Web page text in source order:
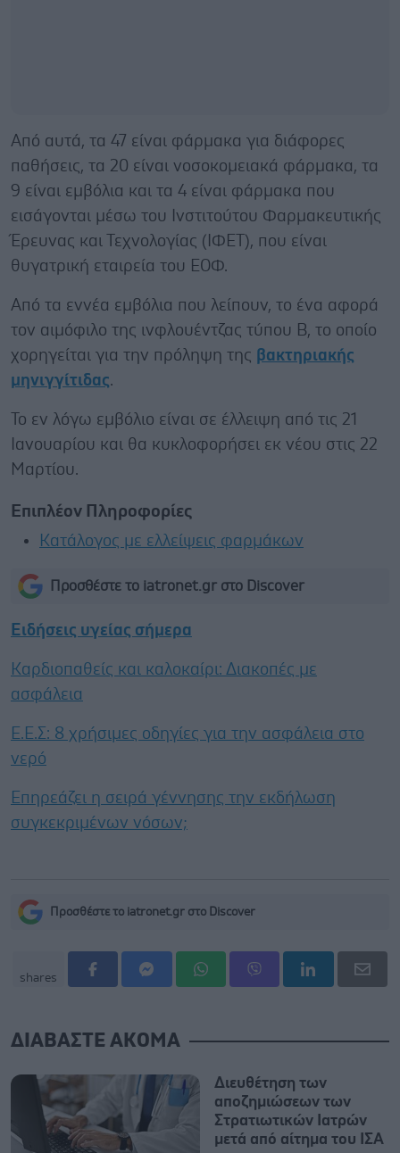
Από αυτά, τα 47 είναι φάρμακα για διάφορες
παθήσεις, τα 20 είναι νοσοκομειακά φάρμακα, τα
9 είναι εμβόλια και τα 4 είναι φάρμακα που
εισάγονται μέσω του Ινστιτούτου Φαρμακευτικής
Έρευνας και Τεχνολογίας (ΙΦΕΤ), που είναι
θυγατρική εταιρεία του ΕΟΦ.
Από τα εννέα εμβόλια που λείπουν, το ένα αφορά
τον αιμόφιλο της ινφλουέντζας τύπου Β, το οποίο
χορηγείται για την πρόληψη της βακτηριακής
μηνιγγίτιδας.
Το εν λόγω εμβόλιο είναι σε έλλειψη από τις 21
Ιανουαρίου και θα κυκλοφορήσει εκ νέου στις 22
Μαρτίου.
Επιπλέον Πληροφορίες
Κατάλογος με ελλείψεις φαρμάκων
Προσθέστε το iatronet.gr στο Discover
Ειδήσεις υγείας σήμερα
Καρδιοπαθείς και καλοκαίρι: Διακοπές με
ασφάλεια
Ε.E.Σ: 8 χρήσιμες οδηγίες για την ασφάλεια στο
νερό
Επηρεάζει η σειρά γέννησης την εκδήλωση
συγκεκριμένων νόσων;
Προσθέστε το iatronet.gr στο Discover
shares
ΔΙΑΒΑΣΤΕ ΑΚΟΜΑ
Διευθέτηση των
αποζημιώσεων των
Στρατιωτικών Ιατρών
μετά από αίτημα του ΙΣΑ